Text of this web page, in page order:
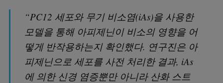
“PC12 세포와 무기 비소염(iAs)을 사용한
모델을 통해 아피제닌이 비소의 영향을 어
떻게 반작용하는지 확인했다. 연구진은 아
피제닌으로 세포를 사전 처리한 결과, iAs
에 의한 신경 염증뿐만 아니라 산화 스트